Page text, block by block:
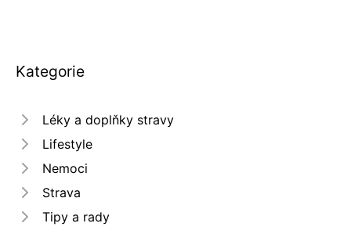
Kategorie
Léky a doplňky stravy
Lifestyle
Nemoci
Strava
Tipy a rady